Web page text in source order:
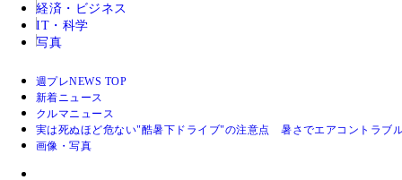
経済・ビジネス
IT・科学
写真
週プレNEWS TOP
新着ニュース
クルマニュース
実は死ぬほど危ない"酷暑下ドライブ"の注意点 暑さでエアコントラブ
画像・写真